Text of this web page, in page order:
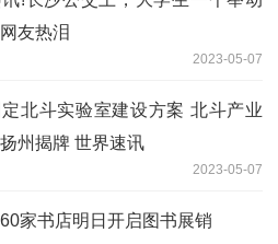
友热泪
2023-05-07
北斗实验室建设方案 北斗产业
州揭牌 世界速讯
2023-05-07
家书店明日开启图书展销